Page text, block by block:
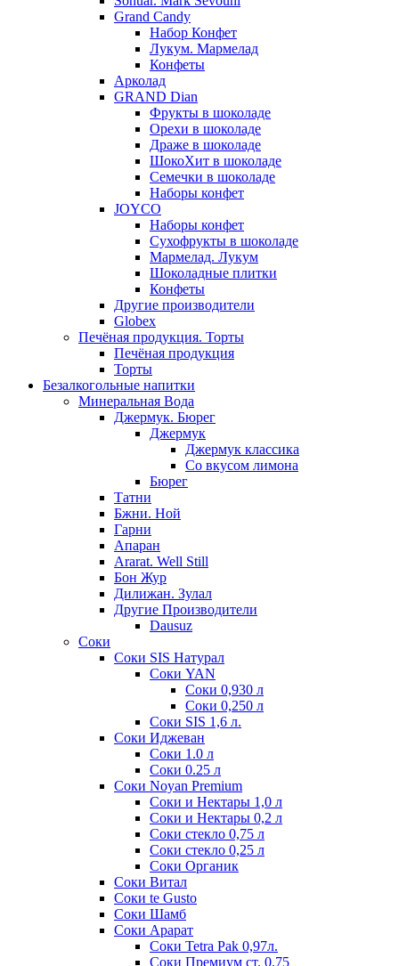
Grand Candy
Набор Конфет
Лукум. Мармелад
Конфеты
Арколад
GRAND Dian
Фрукты в шоколаде
Орехи в шоколаде
Драже в шоколаде
ШокоХит в шоколаде
Семечки в шоколаде
Наборы конфет
JOYCO
Наборы конфет
Сухофрукты в шоколаде
Мармелад. Лукум
Шоколадные плитки
Конфеты
Другие производители
Globex
Печёная продукция. Торты
Печёная продукция
Торты
Безалкогольные напитки
Минеральная Вода
Джермук. Бюрег
Джермук
Джермук классика
Со вкусом лимона
Бюрег
Татни
Бжни. Ной
Гарни
Апаран
Ararat. Well Still
Бон Жур
Дилижан. Зулал
Другие Производители
Dausuz
Соки
Соки SIS Натурал
Соки YAN
Соки 0,930 л
Соки 0,250 л
Соки SIS 1,6 л.
Соки Иджеван
Соки 1.0 л
Соки 0.25 л
Соки Noyan Premium
Соки и Нектары 1,0 л
Соки и Нектары 0,2 л
Соки стекло 0,75 л
Соки стекло 0,25 л
Соки Органик
Соки Витал
Соки te Gusto
Соки Шамб
Соки Арарат
Соки Tetra Pak 0,97л.
Соки Премиум ст. 0,75